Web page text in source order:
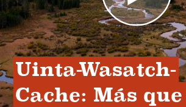
Uinta-Wasatch-
Cache: Más